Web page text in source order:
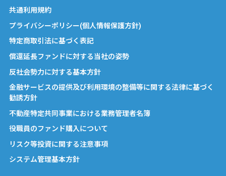
共通利用規約
プライバシーポリシー(個人情報保護方針)
特定商取引法に基づく表記
償還延長ファンドに対する当社の姿勢
反社会勢力に対する基本方針
金融サービスの提供及び利用環境の整備等に関する法律に基づく
勧誘方針
不動産特定共同事業における業務管理者名簿
役職員のファンド購入について
リスク等投資に関する注意事項
システム管理基本方針